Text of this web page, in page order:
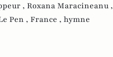
, Roxana Maracineanu ,
Pen , France , hymne